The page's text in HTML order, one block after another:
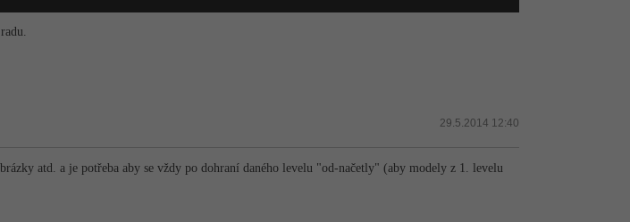
29.5.2014 12:40
atd. a je potřeba aby se vždy po dohraní daného levelu "od-načetly" (aby modely z 1. levelu